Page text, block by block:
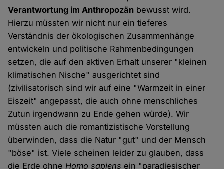
Verantwortung im Anthropozän bewusst wird.
Hierzu müssten wir nicht nur ein tieferes
Verständnis der ökologischen Zusammenhänge
entwickeln und politische Rahmenbedingungen
setzen, die auf den aktiven Erhalt unserer "kleinen
klimatischen Nische" ausgerichtet sind
(zivilisatorisch sind wir auf eine "Warmzeit in einer
Eiszeit" angepasst, die auch ohne menschliches
Zutun irgendwann zu Ende gehen würde). Wir
müssten auch die romantizistische Vorstellung
überwinden, dass die Natur "gut" und der Mensch
"böse" ist. Viele scheinen leider zu glauben, dass
die Erde ohneHomo sapiens ein "paradiesischer